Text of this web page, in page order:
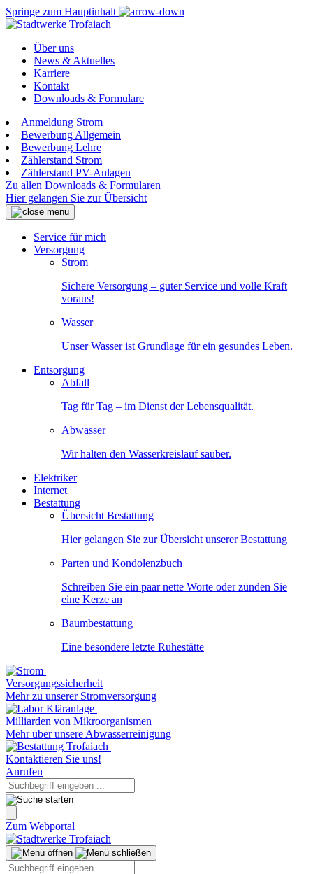
Springe zum Hauptinhalt
Über uns
News & Aktuelles
Karriere
Kontakt
Downloads & Formulare
Anmeldung Strom
Bewerbung Allgemein
Bewerbung Lehre
Zählerstand Strom
Zählerstand PV-Anlagen
Zu allen Downloads & Formularen
Hier gelangen Sie zur Übersicht
Service für mich
Versorgung
Strom
Sichere Versorgung – guter Service und volle Kraft
voraus!
Wasser
Unser Wasser ist Grundlage für ein gesundes Leben.
Entsorgung
Abfall
Tag für Tag – im Dienst der Lebensqualität.
Abwasser
Wir halten den Wasserkreislauf sauber.
Elektriker
Internet
Bestattung
Übersicht Bestattung
Hier gelangen Sie zur Übersicht unserer Bestattung
Parten und Kondolenzbuch
Schreiben Sie ein paar nette Worte oder zünden Sie
eine Kerze an
Baumbestattung
Eine besondere letzte Ruhestätte
Versorgungssicherheit
Mehr zu unserer Stromversorgung
Milliarden von Mikroorganismen
Mehr über unsere Abwasserreinigung
Kontaktieren Sie uns!
Anrufen
Zum Webportal